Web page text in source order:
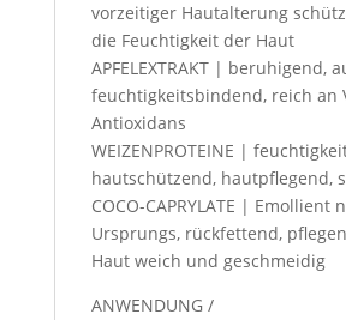
vorzeitiger Hautalterung
die Feuchtigkeit der Haut
APFELEXTRAKT | beruhigend,
feuchtigkeitsbindend, reich an
Antioxidans
WEIZENPROTEINE |
hautschützend, hautpflegend,
COCO-CAPRYLATE | Emollient
Ursprungs, rückfettend,
Haut weich und geschmeidig
ANWENDUNG /